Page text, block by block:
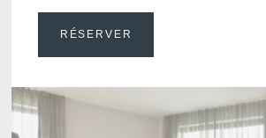
RÉSERVER